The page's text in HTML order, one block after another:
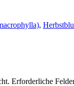
,
Erforderliche